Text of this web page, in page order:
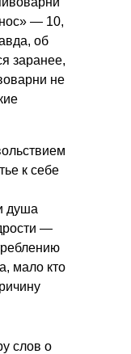
— 10,
об
заранее,
не
к себе
душа
—
мало кто
слов о